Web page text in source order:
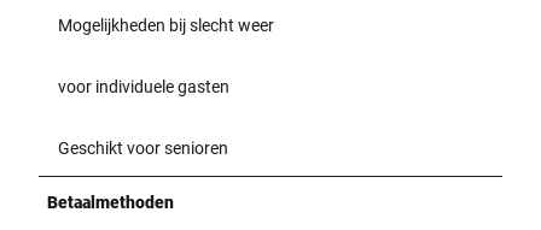
Mogelijkheden bij slecht weer
voor individuele gasten
Geschikt voor senioren
Betaalmethoden